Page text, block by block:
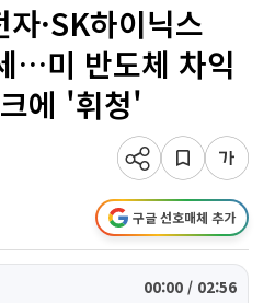
·SK하이닉스
…미 반도체 차익
에 '휘청'
구글 선호매체 추가
00:00 / 02:56